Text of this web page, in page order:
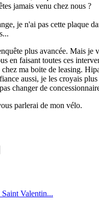
jamais venu chez nous ?
je n'ai pas cette plaque
plus avancée. Mais je
en faisant toutes ces
chez ma boite de leasing.
aussi, je les croyais
changer de
parlerai de mon vélo.
Valentin...